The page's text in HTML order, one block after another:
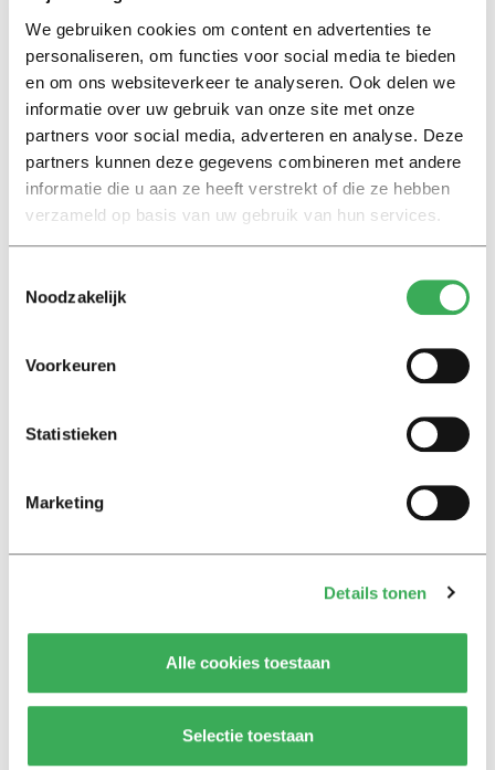
We gebruiken cookies om content en advertenties te
personaliseren, om functies voor social media te bieden
en om ons websiteverkeer te analyseren. Ook delen we
informatie over uw gebruik van onze site met onze
partners voor social media, adverteren en analyse. Deze
partners kunnen deze gegevens combineren met andere
informatie die u aan ze heeft verstrekt of die ze hebben
verzameld op basis van uw gebruik van hun services.
Noodzakelijk
Voorkeuren
Statistieken
Marketing
Details tonen
Alle cookies toestaan
Selectie toestaan
TU Eindhoven
Universiteit
Utrecht
Universiteit
Twente
2
Radboud
Universiteit
2
NWO Instituten
2
Het Nederlands
Kanker Instituut
Leiden
Amsterdam
VU Medisch
Ministerie van
voor het Cultureel
1